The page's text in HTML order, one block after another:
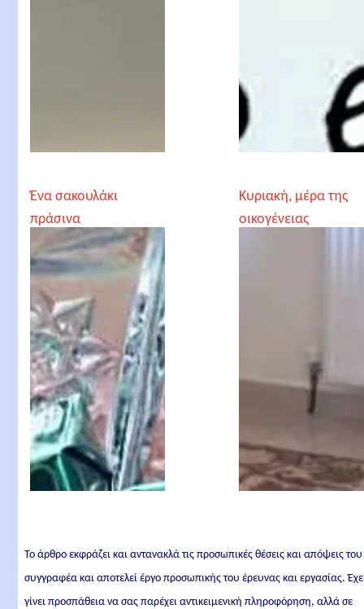
Ένα σακουλάκι
πράσινα
Κυριακή, μέρα της
οικογένειας
Το άρθρο εκφράζει και αντανακλά τις προσωπικές θέσεις και απόψεις του
συγγραφέα και αποτελεί έργο προσωπικής του έρευνας και εργασίας.
γίνει προσπάθεια να σας παρέχει αντικειμενική πληροφόρηση, αλλά σε